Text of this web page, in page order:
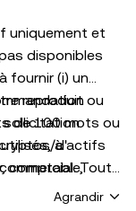
uniquement et
disponibles
fournir (i) un
sollicitation
d'actifs
comptable,
reproduit ou
de 100 mots ou
à
Toute
de l'article
Agrandir